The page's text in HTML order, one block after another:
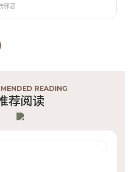
邪恶
READING
荐阅读